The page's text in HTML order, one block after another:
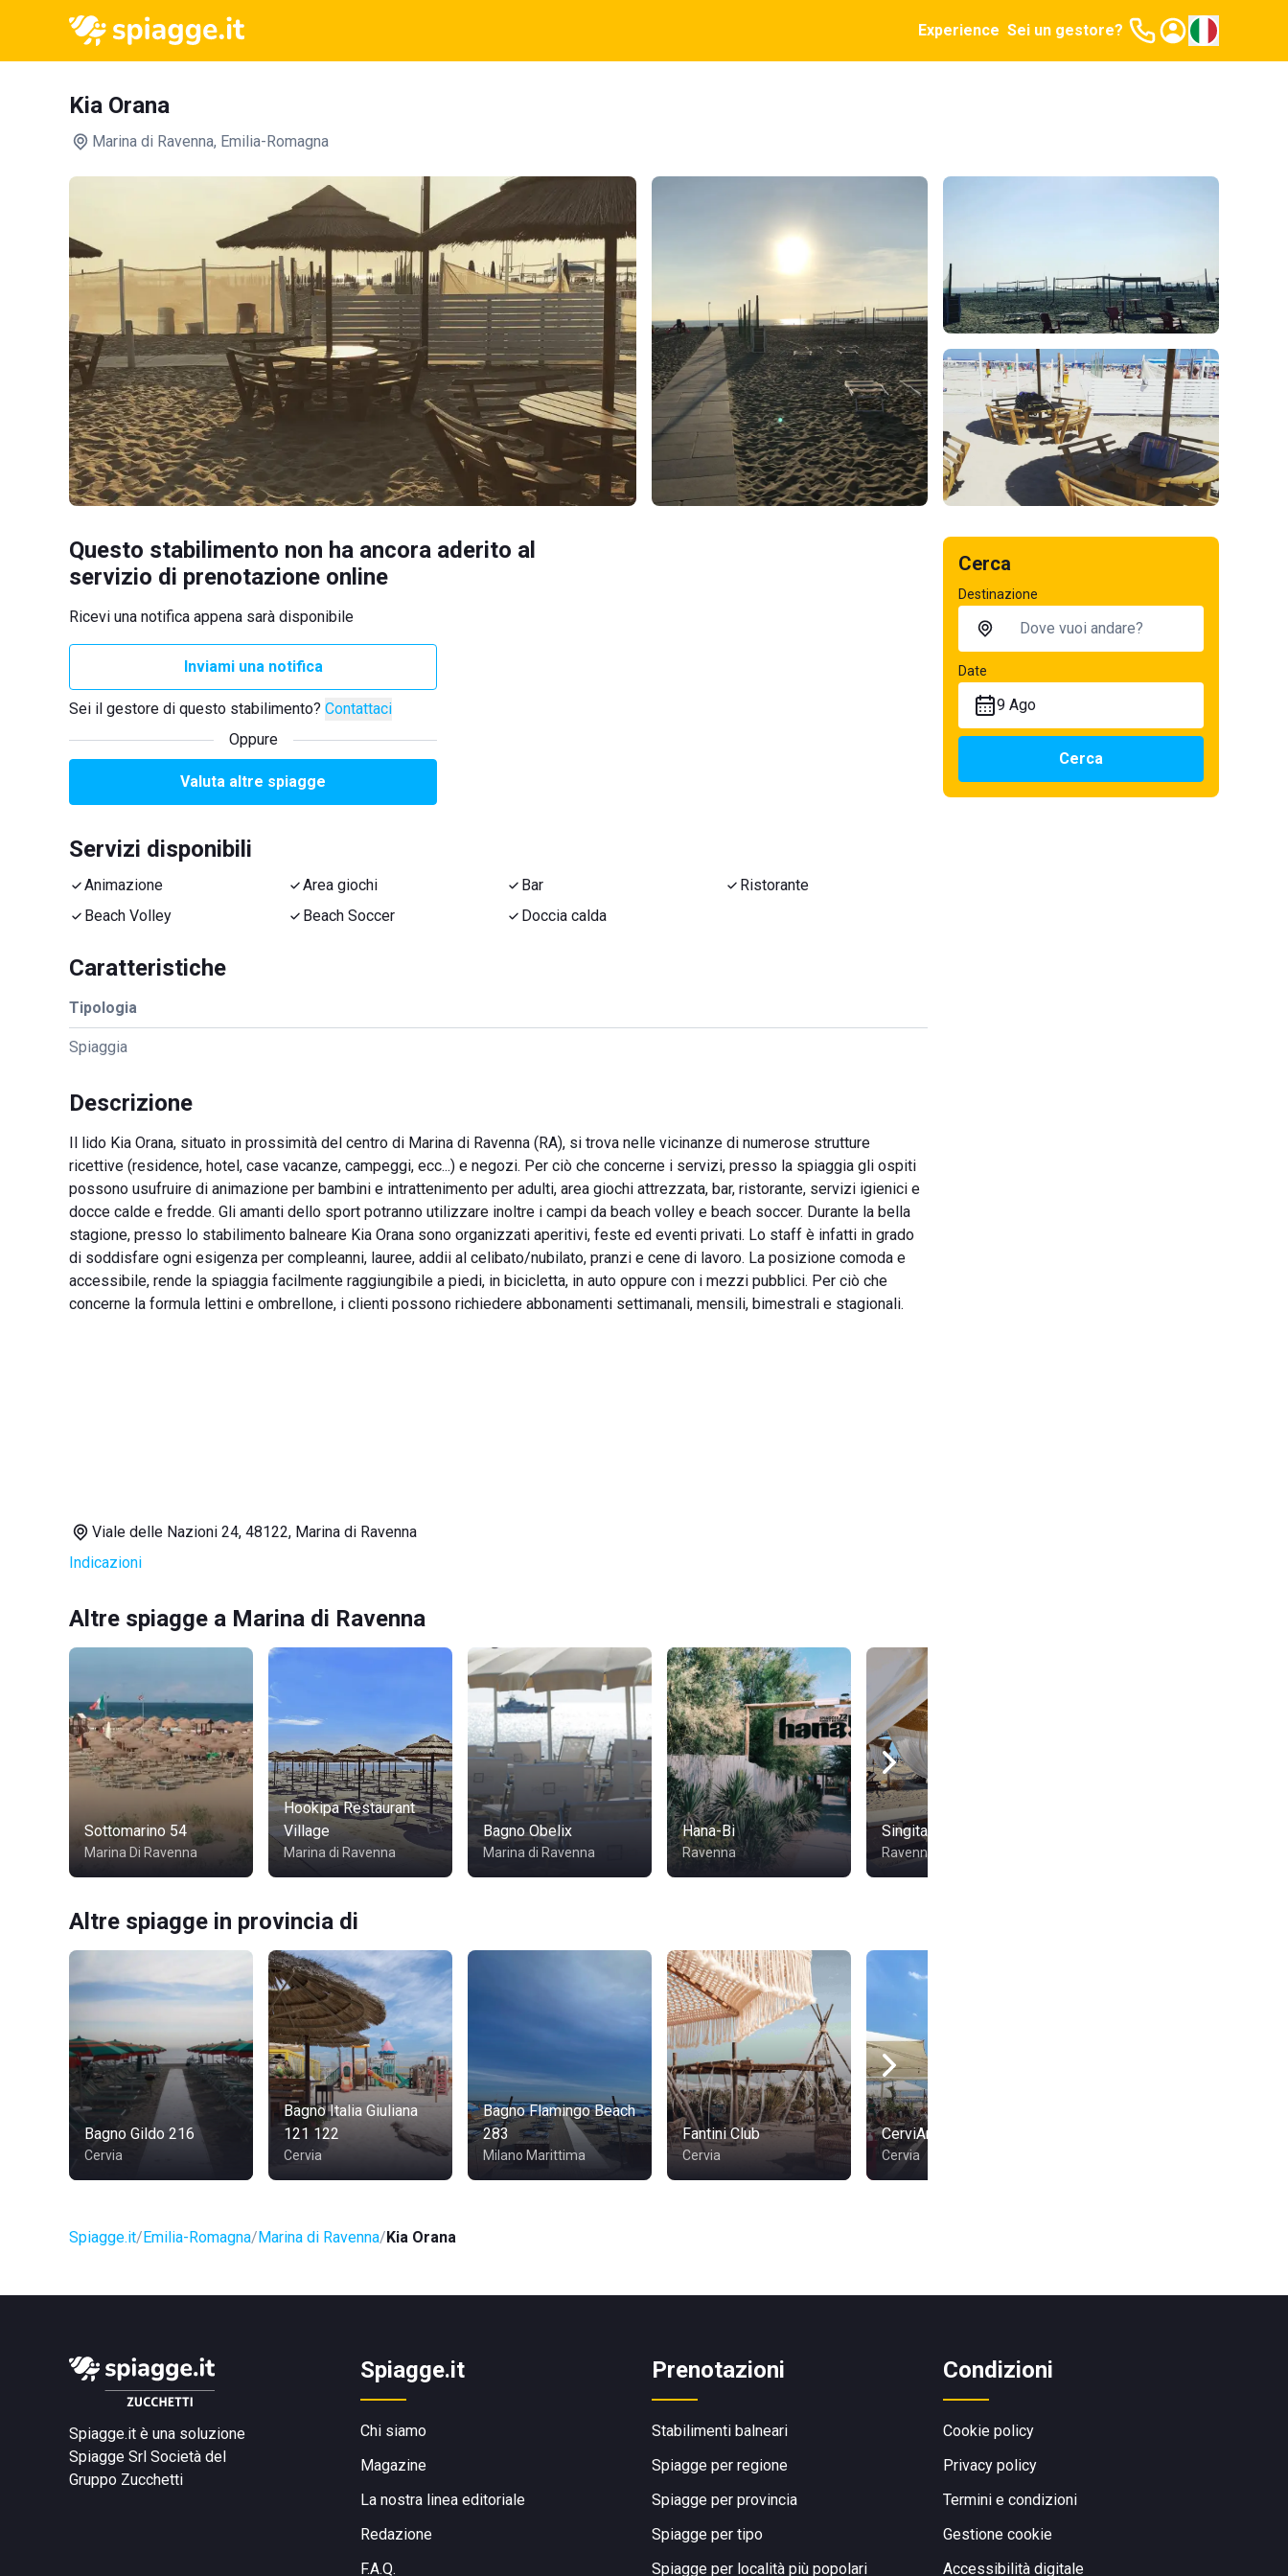
Experience Sei un gestore?
Kia Orana
Marina di Ravenna, Emilia-Romagna
Questo stabilimento non ha ancora aderito al
servizio di prenotazione online
Ricevi una notifica appena sarà disponibile
Inviami una notifica
Sei il gestore di questo stabilimento? Contattaci
Oppure
Valuta altre spiagge
Servizi disponibili
Animazione Area giochi Bar
Ristorante
Beach Volley
Beach Soccer Doccia calda
Caratteristiche
Tipologia
Spiaggia
Descrizione
Il lido Kia Orana, situato in prossimità del centro di Marina di Ravenna (RA), si trova nelle vicinanze di numerose strutture
ricettive (residence, hotel, case vacanze, campeggi, ecc...) e negozi. Per ciò che concerne i servizi, presso la spiaggia gli ospiti
possono usufruire di animazione per bambini e intrattenimento per adulti, area giochi attrezzata, bar, ristorante, servizi igienici e
docce calde e fredde. Gli amanti dello sport potranno utilizzare inoltre i campi da beach volley e beach soccer. Durante la bella
stagione, presso lo stabilimento balneare Kia Orana sono organizzati aperitivi, feste ed eventi privati. Lo staff è infatti in grado
di soddisfare ogni esigenza per compleanni, lauree, addii al celibato/nubilato, pranzi e cene di lavoro. La posizione comoda e
accessibile, rende la spiaggia facilmente raggiungibile a piedi, in bicicletta, in auto oppure con i mezzi pubblici. Per ciò che
concerne la formula lettini e ombrellone, i clienti possono richiedere abbonamenti settimanali, mensili, bimestrali e stagionali.
Viale delle Nazioni 24, 48122, Marina di Ravenna
Indicazioni
Altre spiagge a Marina di Ravenna
Sottomarino 54
Marina Di Ravenna
Hookipa Restaurant
Village
Marina di Ravenna
Bagno Obelix
Marina di Ravenna
Hana-Bi
Ravenna
Singita Miracle Beach
Ravenna
Altre spiagge in provincia di
Bagno Gildo 216
Cervia
Bagno Italia Giuliana
121 122
Cervia
Bagno Flamingo Beach
283
Milano Marittima
Fantini Club
Cervia
CerviAmare
Cervia
Spiagge.it Emilia-Romagna Marina di Ravenna Kia Orana
Cerca
Destinazione
Date
9 Ago
Cerca
Spiagge.it è una soluzione
Spiagge Srl Società del
Gruppo Zucchetti
Spiagge.it
Chi siamo
Magazine
La nostra linea editoriale
Redazione
F.A.Q.
Prenotazioni
Stabilimenti balneari
Spiagge per regione
Spiagge per provincia
Spiagge per tipo
Spiagge per località più popolari
Condizioni
Cookie policy
Privacy policy
Termini e condizioni
Gestione cookie
Accessibilità digitale